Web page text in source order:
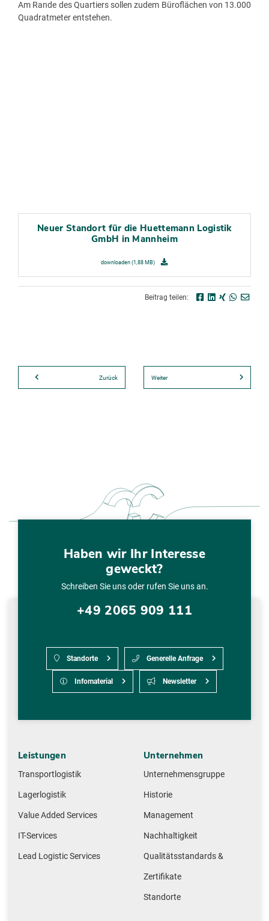
Am Rande des Quartiers sollen zudem Büroflächen von 13.000
Quadratmeter entstehen.
Neuer Standort für die Huettemann Logistik
GmbH in Mannheim
downloaden (1,88 MB)
Beitrag teilen:
Zurück Weiter
Haben wir Ihr Interesse
geweckt?
Schreiben Sie uns oder rufen Sie uns an.
+49 2065 909 111
Standorte Generelle Anfrage
Infomaterial Newsletter
Leistungen
Transportlogistik
Lagerlogistik
Value Added Services
IT-Services
Lead Logistic Services
Unternehmen
Unternehmensgruppe
Historie
Management
Nachhaltigkeit
Qualitätsstandards &
Zertifikate
Standorte